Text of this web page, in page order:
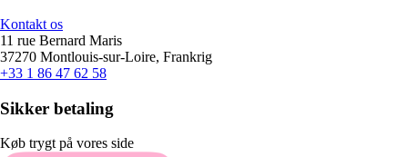
Kontakt os
11 rue Bernard Maris
37270 Montlouis-sur-Loire, Frankrig
+33 1 86 47 62 58
Sikker betaling
Køb trygt på vores side